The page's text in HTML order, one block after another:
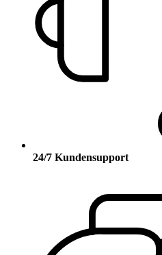
24/7 Kundensupport